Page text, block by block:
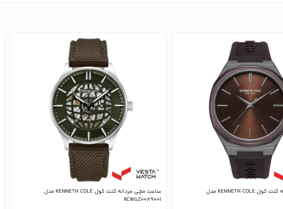
ساعت مچی مردانه کنت کول KENNETH COLE مدل
ساعت مچی مردانه کنت کول KENNETH COLE مدل
KCWGZ0089001